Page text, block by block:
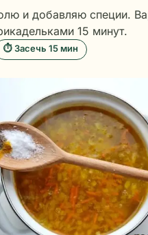
и добавляю специи.
15 минут.
⏱ Засечь 15 мин